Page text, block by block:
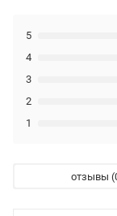
1
2
3
4
5
отзывы